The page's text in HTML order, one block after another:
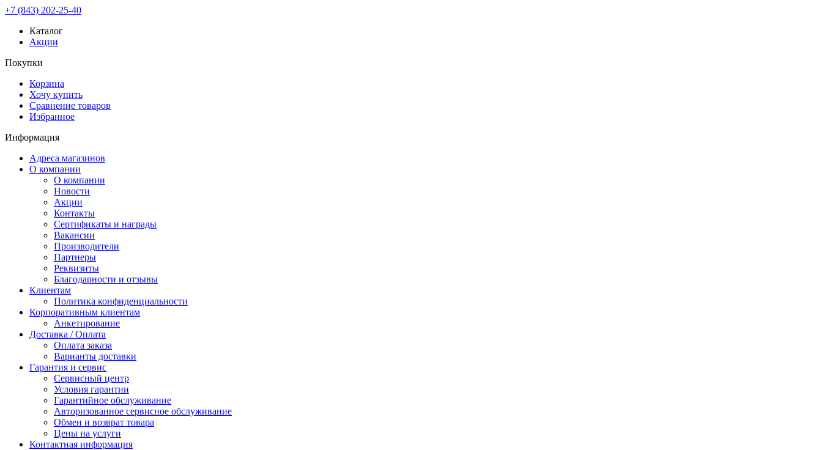
+7 (843) 202-25-40
Каталог
Акции
Покупки
Корзина
Хочу купить
Сравнение товаров
Избранное
Информация
Адреса магазинов
О компании
О компании
Новости
Акции
Контакты
Сертификаты и награды
Вакансии
Производители
Партнеры
Реквизиты
Благодарности и отзывы
Клиентам
Политика конфиденциальности
Корпоративным клиентам
Анкетирование
Доставка / Оплата
Оплата заказа
Варианты доставки
Гарантия и сервис
Сервисный центр
Условия гарантии
Гарантийное обслуживание
Авторизованное сервисное обслуживание
Обмен и возврат товара
Цены на услуги
Контактная информация